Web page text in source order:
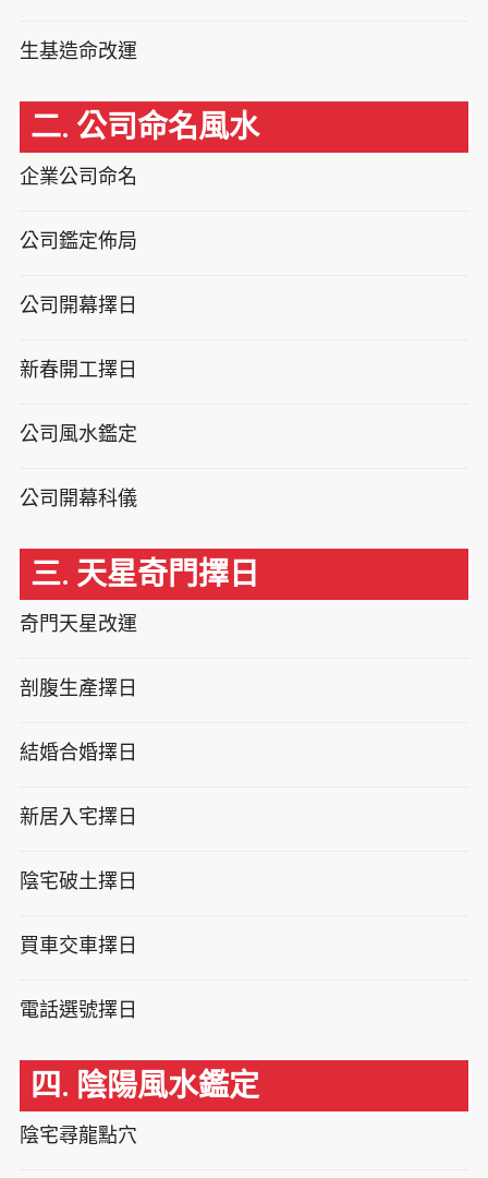
生基造命改運
二. 公司命名風水
企業公司命名
公司鑑定佈局
公司開幕擇日
新春開工擇日
公司風水鑑定
公司開幕科儀
三. 天星奇門擇日
奇門天星改運
剖腹生產擇日
結婚合婚擇日
新居入宅擇日
陰宅破土擇日
買車交車擇日
電話選號擇日
四. 陰陽風水鑑定
陰宅尋龍點穴